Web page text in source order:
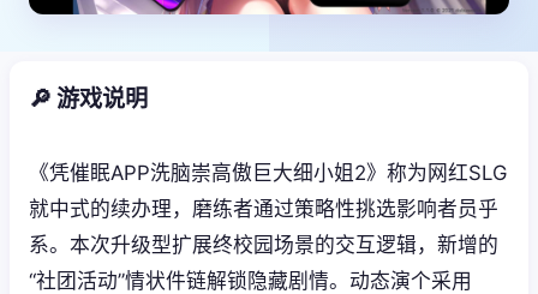
🔎 游戏说明
《凭催眠APP洗脑崇高傲巨大细小姐2》称为网红SLG
就中式的续办理，磨练者通过策略性挑选影响者员乎
系。本次升级型扩展终校园场景的交互逻辑，新增的
“社团活动”情状件链解锁隐藏剧情。动态演个采用